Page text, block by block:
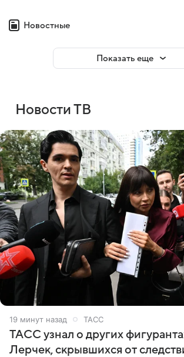
Новостные
Показать еще
Новости ТВ
20 минут назад ТАСС
ТАСС узнал о других
Лерчек, скрывшихся от